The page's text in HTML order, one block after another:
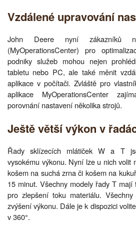
Vzdálené upravování
John Deere nyní zákazníků
(MyOperationsCenter) pro
podniky služeb mohou nejen
tabletu nebo PC, ale také měnit
aplikace v počítači. Zvláště pro
aplikace MyOperationsCenter
porovnání nastavení několika strojů.
Ještě větší výkon v
Řady sklízecích mlátiček W a T
vysokému výkonu. Nyní lze u nich volit
košem na suchá zrna či košem na
15 minut. Všechny modely řady T
pro zlepšení toku materiálu.
zvýšení výkonu. Dále je k dispozici
v 360°.